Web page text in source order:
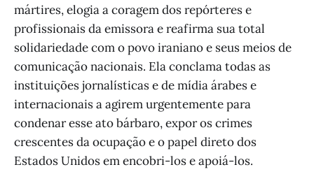
mártires, elogia a coragem dos repórteres e
profissionais da emissora e reafirma sua total
solidariedade com o povo iraniano e seus meios de
comunicação nacionais. Ela conclama todas as
instituições jornalísticas e de mídia árabes e
internacionais a agirem urgentemente para
condenar esse ato bárbaro, expor os crimes
crescentes da ocupação e o papel direto dos
Estados Unidos em encobri-los e apoiá-los.